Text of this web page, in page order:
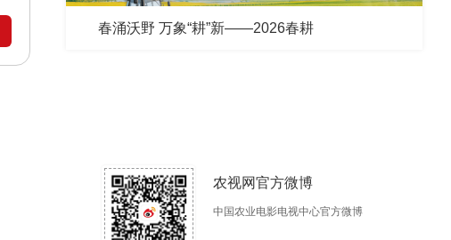
春涌沃野 万象“耕”新——2026春耕
农视网官方微博
中国农业电影电视中心官方微博